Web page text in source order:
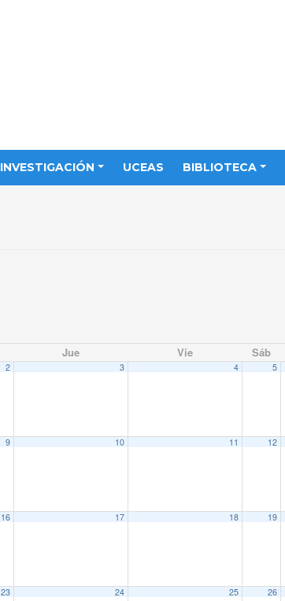
INVESTIGACIÓN UCEAS BIBLIOTECA
Jue Vie Sáb
2 3 4 5
9 10 11 12
16 17 18 19
23 24 25 26